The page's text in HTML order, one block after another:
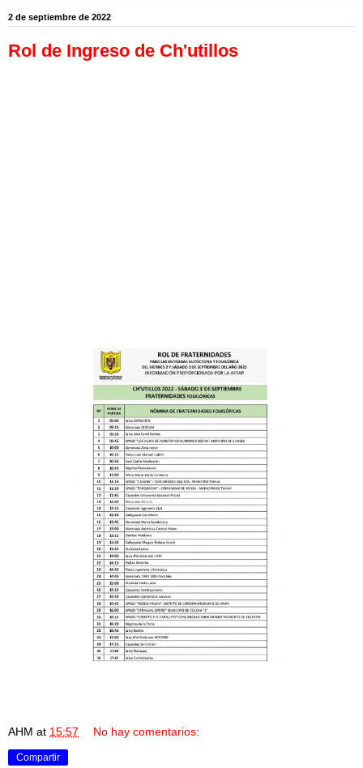
2 de septiembre de 2022
Rol de Ingreso de Ch'utillos
AHM at 15:57 No hay comentarios:
Compartir